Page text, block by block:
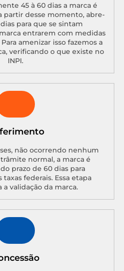
45 à 60 dias a marca é
partir desse momento, abre-
para que se sintam
entrarem com medidas
amenizar isso fazemos a
verificando o que existe no
INPI.
não ocorrendo nenhum
normal, a marca é
prazo de 60 dias para
federais. Essa etapa
a validação da marca.